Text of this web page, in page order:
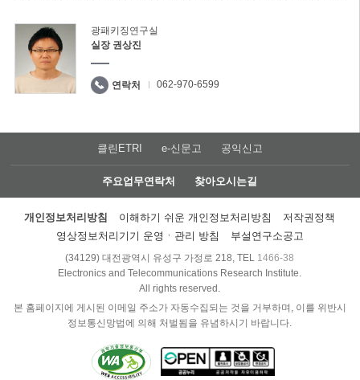
광패키징연구실
실장 권상진
연락처 062-970-6599
클린ETRI e-신문고 공익신고
주요업무연락처 찾아오시는길
개인정보처리방침 이해하기 쉬운 개인정보처리방침
저작권정책
영상정보처리기기 운영ㆍ관리 방침
부설연구소공고
(34129) 대전광역시 유성구 가정로 218, TEL 1466-38
Electronics and Telecommunications Research Institute.
All rights reserved.
본 홈페이지에 게시된 이메일 주소가 자동수집되는 것을 거부하며, 이를 위반시
정보통신망법에 의해 처벌됨을 유념하시기 바랍니다.